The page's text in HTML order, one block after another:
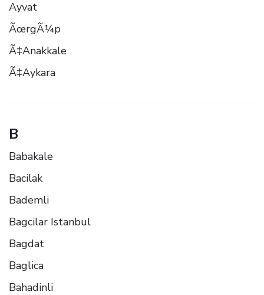
Ayvat
ÃœrgÃ¼p
Ã‡Anakkale
Ã‡Aykara
B
Babakale
Bacilak
Bademli
Bagcilar Istanbul
Bagdat
Baglica
Bahadinli